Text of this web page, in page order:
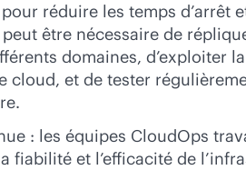
réduire les temps d’arrêt
être nécessaire de
domaines, d’exploiter
cloud, et de tester
: les équipes CloudOps
fiabilité et l’efficacité de